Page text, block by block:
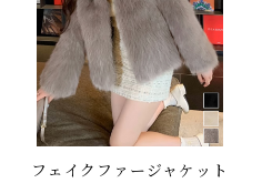
フェイクファージャケット